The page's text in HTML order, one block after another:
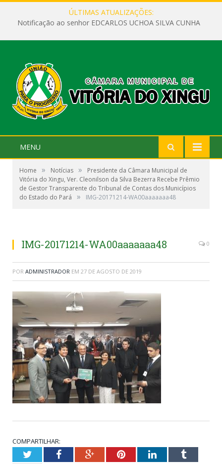
ÚLTIMAS ATUALIZAÇÕES:
Notificação ao senhor EDCARLOS UCHOA SILVA CUNHA
MENU
Home » Notícias »
Presidente da Câmara Municipal de
Vitória do Xingu, Ver. Cleonilson da Silva Bezerra Recebe Prêmio
de Gestor Transparente do Tribunal de Contas dos Municípios
do Estado do Pará
» IMG-20171214-WA00aaaaaaa48
IMG-20171214-WA00aaaaaaa48 0
POR ADMINISTRADOR EM 27 DE AGOSTO DE 2019
COMPARTILHAR:
TwitterFacebookGoogle+PinterestLinkedInTumblr